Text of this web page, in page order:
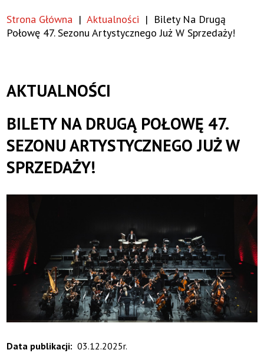
już
sprzedaży!
Toruńska
Orkiestra
Symfoniczna
Ścieżka
Strona Główna Aktualności
Bilety Na Drugą
Połowę 47. Sezonu Artystycznego Już W Sprzedaży!
AKTUALNOŚCI
BILETY NA DRUGĄ POŁOWĘ 47.
SEZONU ARTYSTYCZNEGO JUŻ W
SPRZEDAŻY!
Data publikacji 03.12.2025r.